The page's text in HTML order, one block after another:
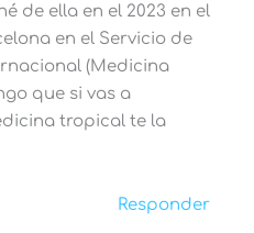
de ella en el 2023 en el
en el Servicio de
(Medicina
que si vas a
tropical te la
Responder